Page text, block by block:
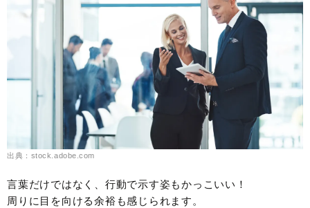
出典：stock.adobe.com
言葉だけではなく、行動で示す姿もかっこいい！
周りに目を向ける余裕も感じられます。